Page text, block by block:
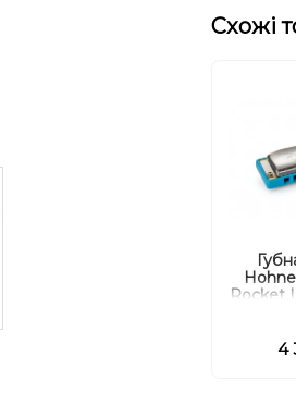
Схожі
Rocket
4